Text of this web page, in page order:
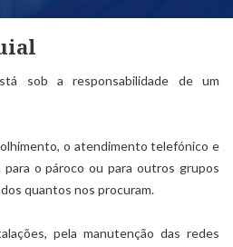
sob a responsabilidade de um
o atendimento telefónico e
para o pároco ou para outros grupos
quantos nos procuram.
pela manutenção das redes